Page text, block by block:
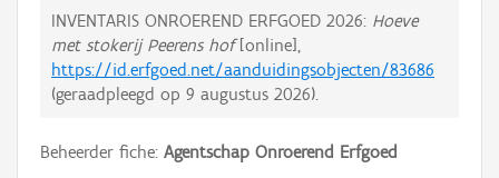
INVENTARIS ONROEREND ERFGOED 2026: Hoeve
met stokerij Peerens hof[online],
https://id.erfgoed.net/aanduidingsobjecten/83686
(geraadpleegd op 9 augustus 2026).
Beheerder fiche: Agentschap Onroerend Erfgoed